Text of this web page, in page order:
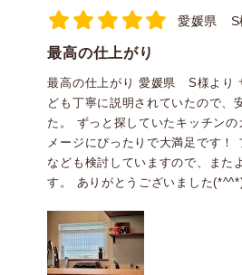
愛媛県 S
最高の仕上がり
最高の仕上がり 愛媛県 S様より
ども丁寧に説明されていたので、
た。 ずっと探していたキッチンの
メージにぴったりで大満足です！
なども検討していますので、また
す。 ありがとうございました